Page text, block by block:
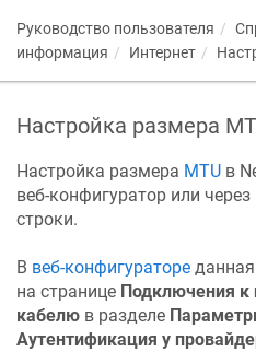
Руководство пользователя
информация
Интернет
Настройка размера
Настройка размера MTU в
веб-конфигуратор или
строки.
В веб-конфигураторе
на странице Подключения к
кабелю в разделе
Аутентификация у